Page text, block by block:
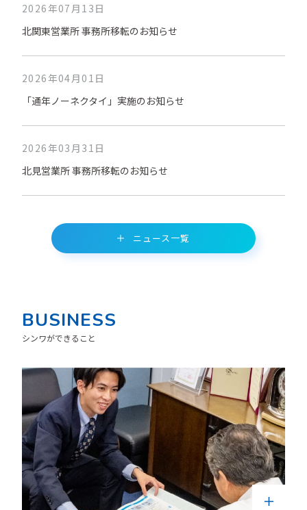
2026年07月13日
北関東営業所 事務所移転のお知らせ
2026年04月01日
「通年ノーネクタイ」実施のお知らせ
2026年03月31日
北見営業所 事務所移転のお知らせ
ニュース一覧
BUSINESS
シンワができること